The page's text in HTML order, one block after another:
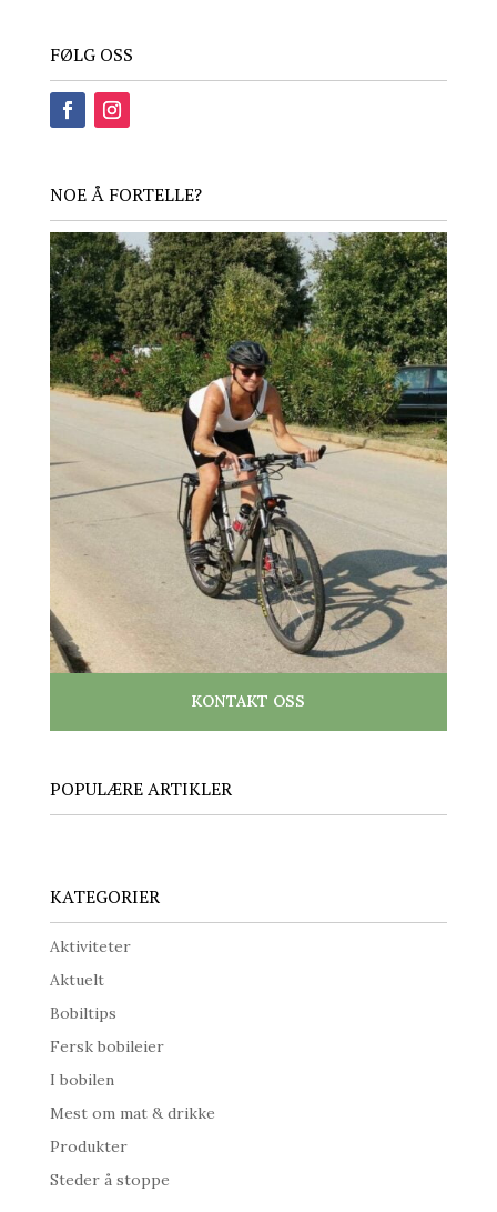
FØLG OSS
NOE Å FORTELLE?
KONTAKT OSS
POPULÆRE ARTIKLER
KATEGORIER
Aktiviteter
Aktuelt
Bobiltips
Fersk bobileier
I bobilen
Mest om mat & drikke
Produkter
Steder å stoppe